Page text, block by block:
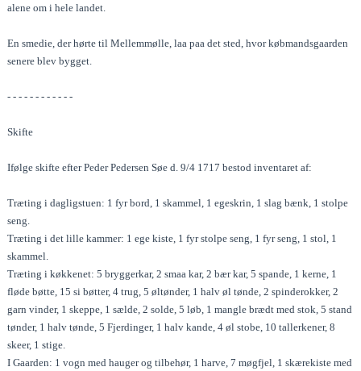
alene om i hele landet.
En smedie, der hørte til Mellemmølle, laa paa det sted, hvor købmandsgaarden
senere blev bygget.
- - - - - - - - - - - -
Skifte
Ifølge skifte efter Peder Pedersen Søe d. 9/4 1717 bestod inventaret af:
Træting i dagligstuen: 1 fyr bord, 1 skammel, 1 egeskrin, 1 slag bænk, 1 stolpe
seng.
Træting i det lille kammer: 1 ege kiste, 1 fyr stolpe seng, 1 fyr seng, 1 stol, 1
skammel.
Træting i køkkenet: 5 bryggerkar, 2 smaa kar, 2 bær kar, 5 spande, 1 kerne, 1
fløde bøtte, 15 si bøtter, 4 trug, 5 øltønder, 1 halv øl tønde, 2 spinderokker, 2
garn vinder, 1 skeppe, 1 sælde, 2 solde, 5 løb, 1 mangle brædt med stok, 5 stand
tønder, 1 halv tønde, 5 Fjerdinger, 1 halv kande, 4 øl stobe, 10 tallerkener, 8
skeer, 1 stige.
I Gaarden: 1 vogn med hauger og tilbehør, 1 harve, 7 møgfjel, 1 skærekiste med